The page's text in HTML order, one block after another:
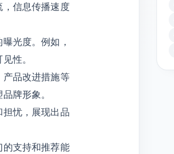
信息传播速度
光度。例如，
性。
品改进措施等
牌形象。
忧，展现出品
支持和推荐能